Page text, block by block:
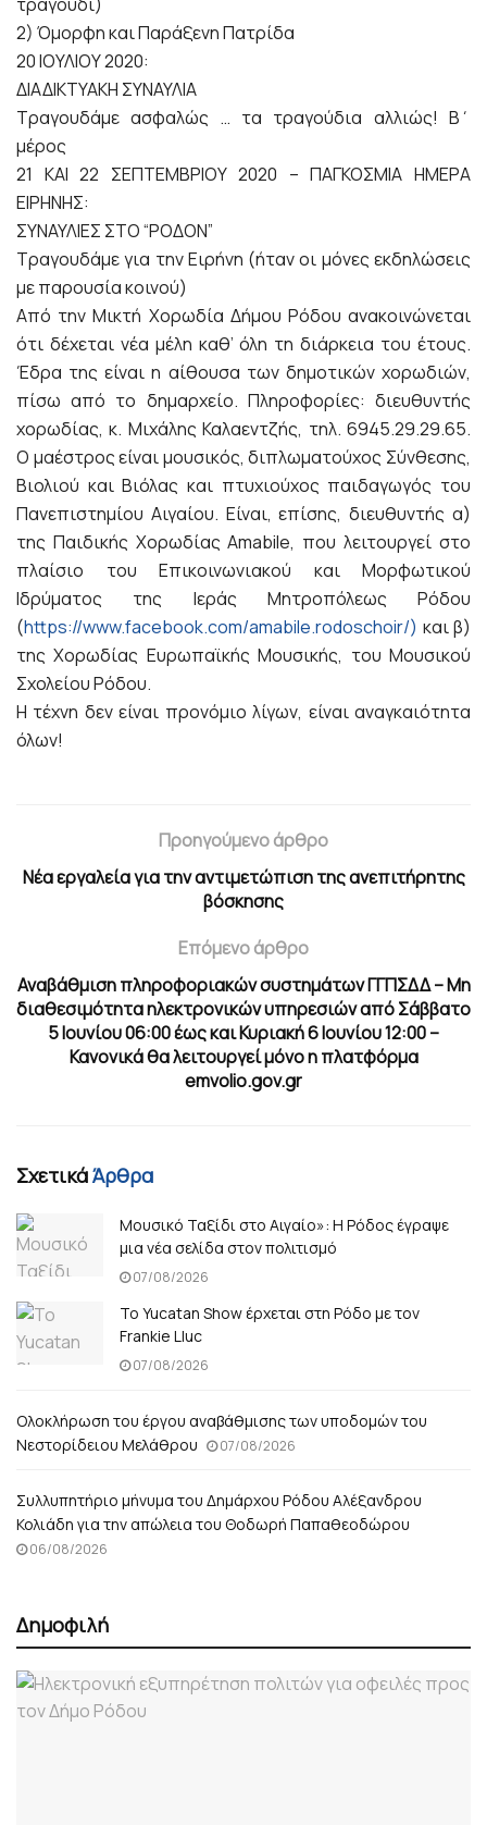
2) Όμορφη και Παράξενη Πατρίδα
20 ΙΟΥΛΙΟΥ 2020:
ΔΙΑΔΙΚΤΥΑΚΗ ΣΥΝΑΥΛΙΑ
Τραγουδάμε ασφαλώς … τα τραγούδια αλλιώς! Β΄
μέρος
21 ΚΑΙ 22 ΣΕΠΤΕΜΒΡΙΟΥ 2020 – ΠΑΓΚΟΣΜΙΑ ΗΜΕΡΑ
ΕΙΡΗΝΗΣ:
ΣΥΝΑΥΛΙΕΣ ΣΤΟ “ΡΟΔΟΝ”
Τραγουδάμε για την Ειρήνη (ήταν οι μόνες εκδηλώσεις
με παρουσία κοινού)
Από την Μικτή Χορωδία Δήμου Ρόδου ανακοινώνεται
ότι δέχεται νέα μέλη καθ’ όλη τη διάρκεια του έτους.
Έδρα της είναι η αίθουσα των δημοτικών χορωδιών,
πίσω από το δημαρχείο. Πληροφορίες: διευθυντής
χορωδίας, κ. Μιχάλης Καλαεντζής, τηλ. 6945.29.29.65.
Ο μαέστρος είναι μουσικός, διπλωματούχος Σύνθεσης,
Βιολιού και Βιόλας και πτυχιούχος παιδαγωγός του
Πανεπιστημίου Αιγαίου. Είναι, επίσης, διευθυντής α)
της Παιδικής Χορωδίας Amabile, που λειτουργεί στο
πλαίσιο του Επικοινωνιακού και Μορφωτικού
Ιδρύματος της Ιεράς Μητροπόλεως Ρόδου
(https://www.facebook.com/amabile.rodoschoir/) και β)
της Χορωδίας Ευρωπαϊκής Μουσικής, του Μουσικού
Σχολείου Ρόδου.
Η τέχνη δεν είναι προνόμιο λίγων, είναι αναγκαιότητα
όλων!
Προηγούμενο άρθρο
Νέα εργαλεία για την αντιμετώπιση της ανεπιτήρητης
βόσκησης
Επόμενο άρθρο
Αναβάθμιση πληροφοριακών συστημάτων ΓΓΠΣΔΔ – Μη
διαθεσιμότητα ηλεκτρονικών υπηρεσιών από Σάββατο
5 Ιουνίου 06:00 έως και Κυριακή 6 Ιουνίου 12:00 –
Κανονικά θα λειτουργεί μόνο η πλατφόρμα
emvolio.gov.gr
ΣχετικάΆρθρα
Μουσικό Ταξίδι στο Αιγαίο»: Η Ρόδος έγραψε
μια νέα σελίδα στον πολιτισμό
07/08/2026
Το Yucatan Show έρχεται στη Ρόδο με τον
Frankie Lluc
07/08/2026
Ολοκλήρωση του έργου αναβάθμισης των υποδομών του
Νεστορίδειου Μελάθρου
07/08/2026
Συλλυπητήριο μήνυμα του Δημάρχου Ρόδου Αλέξανδρου
Κολιάδη για την απώλεια του Θοδωρή Παπαθεοδώρου
06/08/2026
Δημοφιλή